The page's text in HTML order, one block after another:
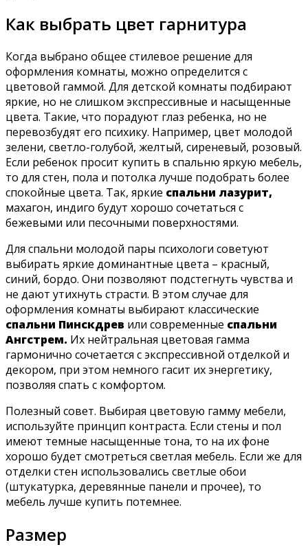
Как выбрать цвет гарнитура
Когда выбрано общее стилевое решение для
оформления комнаты, можно определится с
цветовой гаммой. Для детской комнаты подбирают
яркие, но не слишком экспрессивные и насыщенные
цвета. Такие, что порадуют глаз ребенка, но не
перевозбудят его психику. Например, цвет молодой
зелени, светло-голубой, желтый, сиреневый, розовый.
Если ребенок просит купить в спальню яркую мебель,
то для стен, пола и потолка лучше подобрать более
спокойные цвета. Так, яркие спальни лазурит,
махагон, индиго будут хорошо сочетаться с
бежевыми или песочными поверхностями.
Для спальни молодой пары психологи советуют
выбирать яркие доминантные цвета – красный,
синий, бордо. Они позволяют подстегнуть чувства и
не дают утихнуть страсти. В этом случае для
оформления комнаты выбирают классические
спальни Пинскдрев или современные спальни
Ангстрем. Их нейтральная цветовая гамма
гармонично сочетается с экспрессивной отделкой и
декором, при этом немного гасит их энергетику,
позволяя спать с комфортом.
Полезный совет. Выбирая цветовую гамму мебели,
используйте принцип контраста. Если стены и пол
имеют темные насыщенные тона, то на их фоне
хорошо будет смотреться светлая мебель. Если же для
отделки стен использовались светлые обои
(штукатурка, деревянные панели и прочее), то
мебель лучше купить потемнее.
Размер